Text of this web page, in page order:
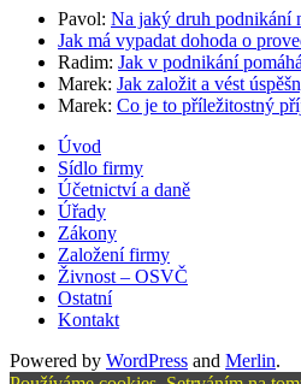
Pavol: Na jaký druh podnikání
Jak má vypadat dohoda o
Radim: Jak v podnikání
Marek: Jak založit a vést
Marek: Co je to příležitostný
Úvod
Sídlo firmy
Účetnictví a daně
Úřady
Zákony
Založení firmy
Živnost – OSVČ
Ostatní
Kontakt
Powered by WordPress and Merlin.